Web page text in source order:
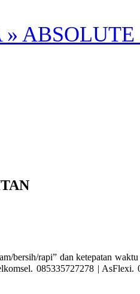
bersih/rapi” dan ketepatan
085335727278 | AsFlexi.